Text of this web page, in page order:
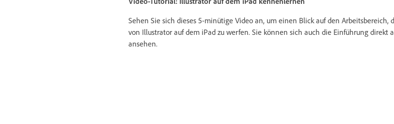
Sehen Sie sich dieses 5-minütige Video an, um einen Blick auf den Arbeitsbereich,
von Illustrator auf dem iPad zu werfen. Sie können sich auch die Einführung direkt
ansehen.